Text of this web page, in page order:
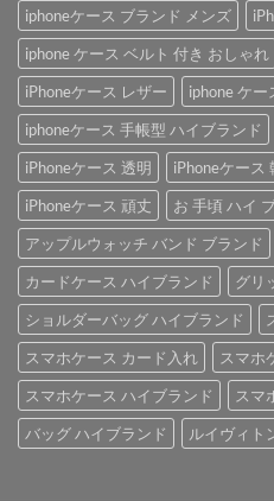
iphoneケース ブランド メンズ
iphone ケース ベルト 付き おしゃれ
iPhoneケース レザー
iphone ケー
iphoneケース 手帳型 ハイブランド
iPhoneケース 透明
iPhoneケース
iPhoneケース 頑丈
お 手頃 ハイ
アップルウォッチ バンド ブランド
カードケース ハイブランド
グリ
ショルダーバッグ ハイブランド
スマホケース カード入れ
スマホ
スマホケース ハイブランド
スマ
バッグ ハイブランド
ルイヴィト